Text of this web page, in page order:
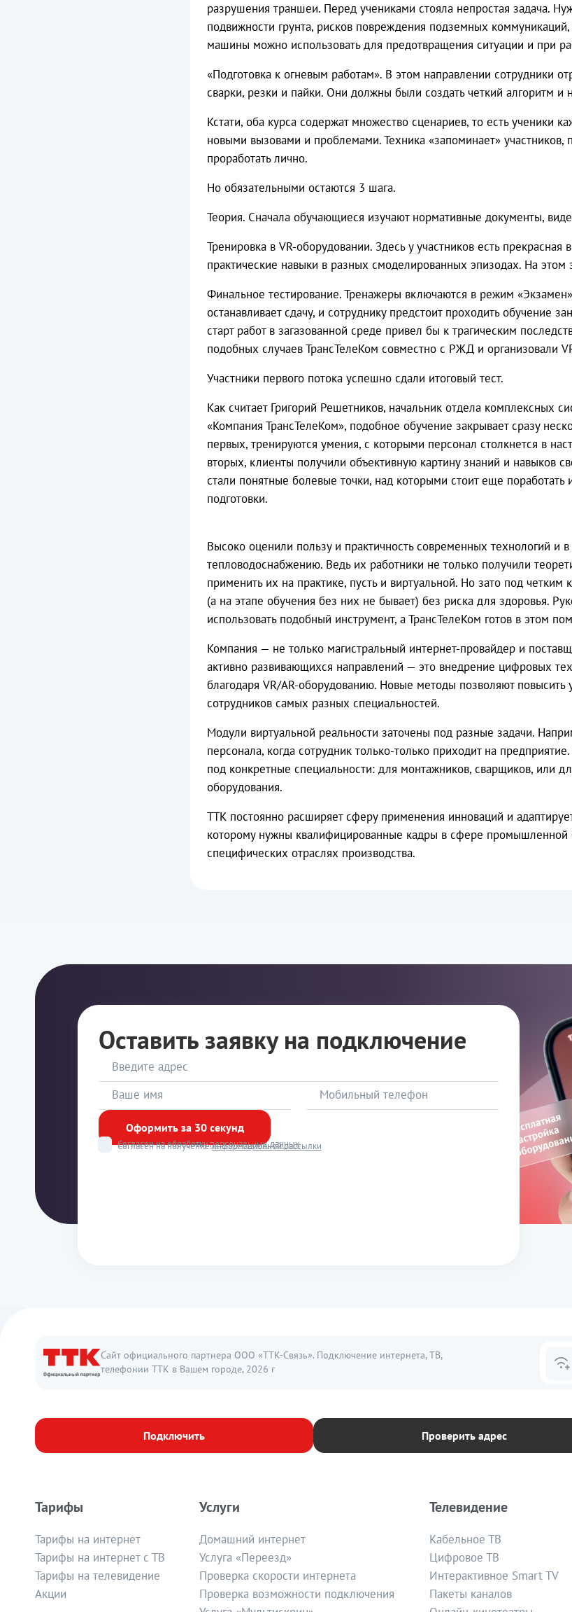
разрушения траншеи. Перед учениками стояла непростая задача.
подвижности грунта, рисков повреждения подземных
машины можно использовать для предотвращения ситуации и при
«Подготовка к огневым работам». В этом направлении сотрудники
сварки, резки и пайки. Они должны были создать четкий алгоритм и
Кстати, оба курса содержат множество сценариев, то есть ученики
новыми вызовами и проблемами. Техника «запоминает»
проработать лично.
Но обязательными остаются 3 шага.
Теория. Сначала обучающиеся изучают нормативные документы,
Тренировка в VR-оборудовании. Здесь у участников есть прекрасная
практические навыки в разных смоделированных эпизодах. На
Финальное тестирование. Тренажеры включаются в режим
останавливает сдачу, и сотруднику предстоит проходить обучение
старт работ в загазованной среде привел бы к трагическим
подобных случаев ТрансТелеКом совместно с РЖД и организовали
Участники первого потока успешно сдали итоговый тест.
Как считает Григорий Решетников, начальник отдела комплексных
«Компания ТрансТелеКом», подобное обучение закрывает сразу
первых, тренируются умения, с которыми персонал столкнется в
вторых, клиенты получили объективную картину знаний и навыков
стали понятные болевые точки, над которыми стоит еще поработать
подготовки.
Высоко оценили пользу и практичность современных технологий и
тепловодоснабжению. Ведь их работники не только получили
применить их на практике, пусть и виртуальной. Но зато под
(а на этапе обучения без них не бывает) без риска для здоровья.
использовать подобный инструмент, а ТрансТелеКом готов в этом
Компания — не только магистральный интернет-провайдер и
активно развивающихся направлений — это внедрение цифровых
благодаря VR/AR-оборудованию. Новые методы позволяют повысить
сотрудников самых разных специальностей.
Модули виртуальной реальности заточены под разные задачи.
персонала, когда сотрудник только-только приходит на
под конкретные специальности: для монтажников, сварщиков, или
оборудования.
ТТК постоянно расширяет сферу применения инноваций и
которому нужны квалифицированные кадры в сфере промышленной
специфических отраслях производства.
Оставить заявку на подключение
Оформить за 30 секунд
Согласен на обработкуперсональных данных
Согласен на получениеинформационной рассылки
Сайт официального партнера ООО «ТТК-Связь». Подключение интернета, ТВ,
телефонии ТТК в Вашем городе, 2026 г
Подключить Проверить адрес
Тарифы
Тарифы на интернет
Тарифы на интернет с ТВ
Тарифы на телевидение
Акции
Услуги
Домашний интернет
Услуга «Переезд»
Проверка скорости интернета
Проверка возможности подключения
Телевидение
Кабельное ТВ
Цифровое ТВ
Интерактивное Smart TV
Пакеты каналов